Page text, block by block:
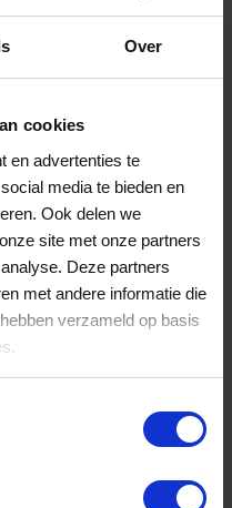
Over
cookies
en advertenties te
media te bieden en
Ook delen we
site met onze partners
Deze partners
met andere informatie die
verzameld op basis
Ontwerp
in 4
2.